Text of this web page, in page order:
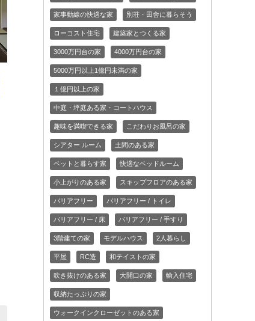
家事動線の快適な家 別荘・田舎に暮らそう
ローコスト住宅 建築家とつくる家
3000万円台の家 4000万円台の家
5000万円以上1億円未満の家
１億円以上の家
中庭・坪庭ある家・コートハウス
趣味を満喫できる家 こだわりお風呂の家
シアター ルーム 土間のある家
ペットと暮らす家 快適なベッドルーム
小上がりのある家 スキップフロアのある家
バリアフリー バリアフリー / トイレ
バリアフリー / 床 バリアフリー / 手すり
3階建ての家 モデルハウス 2人暮らし
平屋 RC造 和テイストの家
吹き抜けのある家 大開口の家 輸入住宅
収納たっぷりの家
ウォークインクローゼットのある家